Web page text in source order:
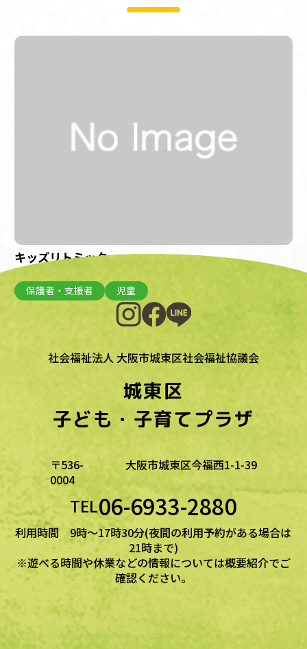
キッズリトミック
開催日：2023年3月8日(水)
保護者・支援者
児童
社会福祉法人 大阪市城東区社会福祉協議会
城東区
子ども・子育てプラザ
〒536-
0004
大阪市城東区今福西1-1-39
TEL06-6933-2880
利用時間 9時～17時30分(夜間の利用予約がある場合は
21時まで)
※遊べる時間や休業などの情報については概要紹介でご
確認ください。